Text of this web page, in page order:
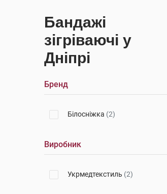
Бандажі
зігріваючі у
Дніпрі
Бренд
Білосніжка (2)
Виробник
Укрмедтекстиль (2)